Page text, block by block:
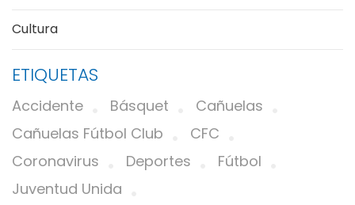
Cultura
ETIQUETAS
Accidente Básquet
Cañuelas
Cañuelas Fútbol Club
CFC
Coronavirus
Deportes
Fútbol
Juventud Unida